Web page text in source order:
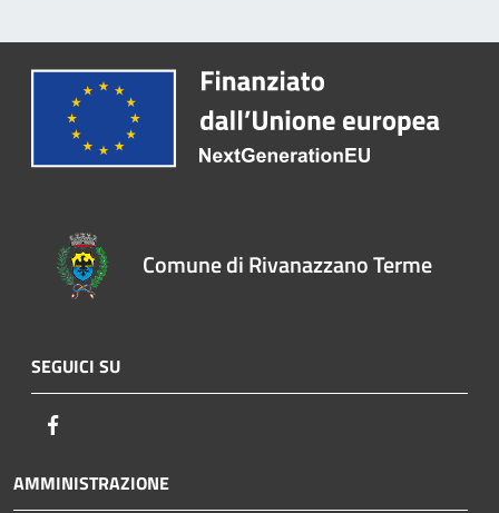
Comune di Rivanazzano Terme
SEGUICI SU
AMMINISTRAZIONE